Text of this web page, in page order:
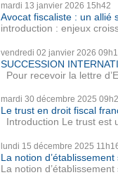
mardi 13 janvier 2026 15h42
Avocat fiscaliste : un allié
introduction : enjeux
vendredi 02 janvier 2026
SUCCESSION
Pour recevoir la lettre
mardi 30 décembre 2025
Le trust en droit fiscal
Introduction Le trust est
lundi 15 décembre 2025
La notion d’établissement
La notion d’établissement